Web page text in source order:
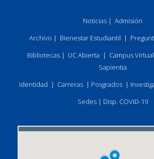
Noticias | Admisión
Archivo | Bienestar Estudiantil |
Bibliotecas| UC Abierta | Campus Virtual
Sapientia
Identidad | Carreras | Posgrados |
Sedes | Disp. COVID-19